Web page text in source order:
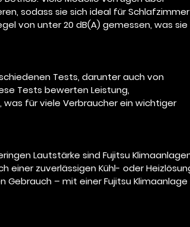
sodass sie sich ideal für Schlafzimmer
von unter 20 dB(A) gemessen, was sie
Tests, darunter auch von
Tests bewerten Leistung,
für viele Verbraucher ein wichtiger
Lautstärke sind Fujitsu
einer zuverlässigen Kühl- oder
– mit einer Fujitsu Klimaanlage